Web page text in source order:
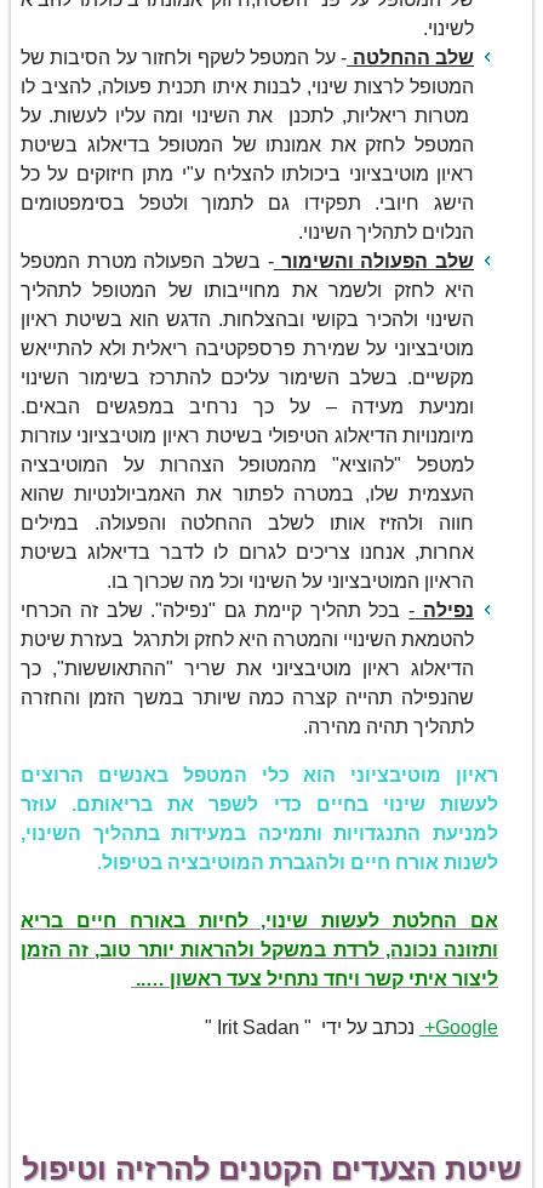
לשינוי.
שלב ההחלטה - על המטפל לשקף ולחזור על הסיבות של
המטופל לרצות שינוי, לבנות איתו תכנית פעולה, להציב לו
מטרות ריאליות, לתכנן את השינוי ומה עליו לעשות. על
המטפל לחזק את אמונתו של המטופל בדיאלוג בשיטת
ראיון מוטיבציוני ביכולתו להצליח ע"י מתן חיזוקים על כל
הישג חיובי. תפקידו גם לתמוך ולטפל בסימפטומים
הנלוים לתהליך השינוי.
שלב הפעולה והשימור- בשלב הפעולה מטרת המטפל
היא לחזק ולשמר את מחוייבותו של המטופל לתהליך
השינוי ולהכיר בקושי ובהצלחות. הדגש הוא בשיטת ראיון
מוטיבציוני על שמירת פרספקטיבה ריאלית ולא להתייאש
מקשיים. בשלב השימור עליכם להתרכז בשימור השינוי
ומניעת מעידה – על כך נרחיב במפגשים הבאים.
מיומנויות הדיאלוג הטיפולי בשיטת ראיון מוטיבציוני עוזרות
למטפל "להוציא" מהמטופל הצהרות על המוטיבציה
העצמית שלו, במטרה לפתור את האמביולנטיות שהוא
חווה ולהזיז אותו לשלב ההחלטה והפעולה. במילים
אחרות, אנחנו צריכים לגרום לו לדבר בדיאלוג בשיטת
הראיון המוטיבציוני על השינוי וכל מה שכרוך בו.
נפילה -בכל תהליך קיימת גם "נפילה". שלב זה הכרחי
להטמאת השינויי והמטרה היא לחזק ולתרגל בעזרת שיטת
הדיאלוג ראיון מוטיבציוני את שריר "ההתאוששות", כך
שהנפילה תהייה קצרה כמה שיותר במשך הזמן והחזרה
לתהליך תהיה מהירה.
ראיון מוטיבציוני הוא כלי המטפל באנשים הרוצים
לעשות שינוי בחיים כדי לשפר את בריאותם. עוזר
למניעת התנגדויות ותמיכה במעידות בתהליך השינוי,
לשנות אורח חיים ולהגברת המוטיבציה בטיפול.
אם החלטת לעשות שינוי, לחיות באורח חיים בריא
ותזונה נכונה, לרדת במשקל ולהראות יותר טוב, זה הזמן
ליצור איתי קשר ויחד נתחיל צעד ראשון …..
Google+ נכתב על ידי " Irit Sadan "
שיטת הצעדים הקטנים להרזיה וטיפול